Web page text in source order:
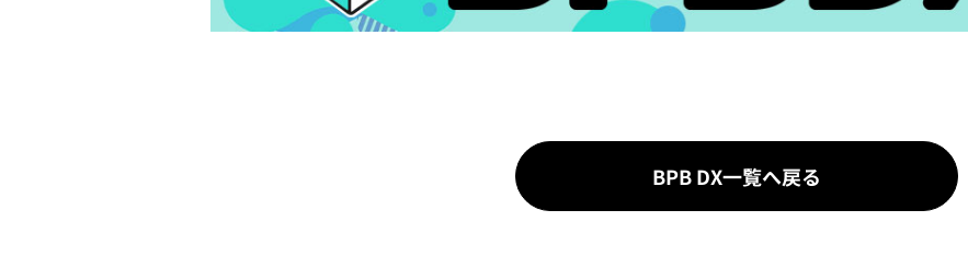
BPB DX一覧へ戻る